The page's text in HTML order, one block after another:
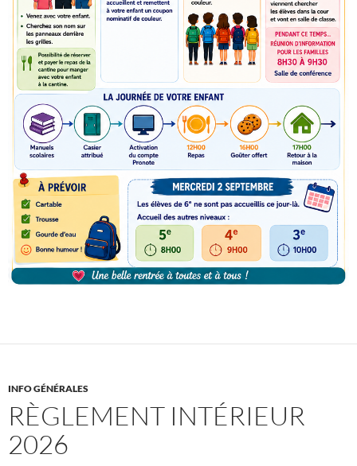
INFO GÉNÉRALES
RÈGLEMENT INTÉRIEUR
2026